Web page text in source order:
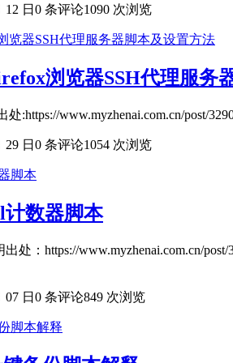
12 日 0 条评论1090 次浏览
浏览器SSH代理服务
:https://www.myzhenai.com.cn/post/
29 日 0 条评论1054 次浏览
数器脚本
处：https://www.myzhenai.com.cn/
07 日 0 条评论849 次浏览